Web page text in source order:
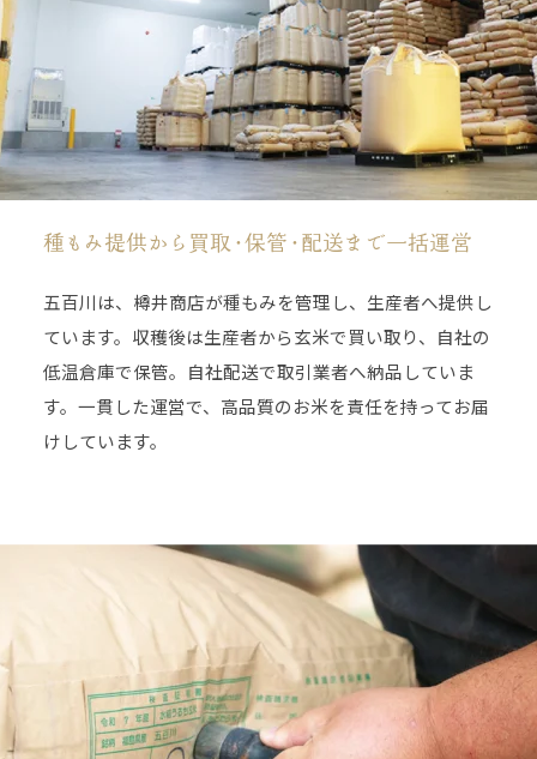
種もみ提供から買取・保管・配送まで一括運営
五百川は、樽井商店が種もみを管理し、生産者へ提供し
ています。収穫後は生産者から玄米で買い取り、自社の
低温倉庫で保管。自社配送で取引業者へ納品していま
す。一貫した運営で、高品質のお米を責任を持ってお届
けしています。